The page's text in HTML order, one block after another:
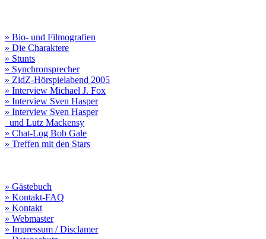
» Bio- und Filmografien
» Die Charaktere
» Stunts
» Synchronsprecher
» ZidZ-Hörspielabend 2005
» Interview Michael J. Fox
» Interview Sven Hasper
» Interview Sven Hasper
und Lutz Mackensy
» Chat-Log Bob Gale
» Treffen mit den Stars
» Gästebuch
» Kontakt-FAQ
» Kontakt
» Webmaster
» Impressum / Disclamer